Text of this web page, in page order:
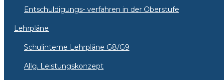
Entschuldigungs- verfahren in der Oberstufe
Lehrpläne
Schulinterne Lehrpläne G8/G9
Allg. Leistungskonzept